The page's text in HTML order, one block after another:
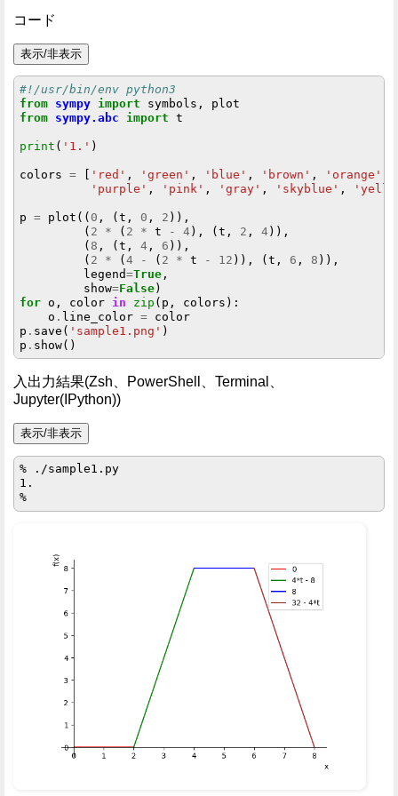
コード
表示/非表示
#!/usr/bin/env python3
from sympy import
from sympy.abc import t
print ( '1.' )
colors = 'red' , 'green' , 'blue' , 'brown' , 'orange'
'purple' , 'pink' , 'gray' , 'skyblue' ,
p = plot(( 0 , (t, 0 , 2 )),
         (
2 * ( 2 * t - 4 ), (t, 2 , 4 )),
         (
8 , (t, 4 , 6 )),
         (
2 * (4 - ( 2 * t - 12 )), (t, 6 , 8 )),
         legend
=True ,
         show
=False
for o, color in zip (p, colors):
    o
. line_color = color
p . save( 'sample1.png' )
p .
入出力結果(Zsh、PowerShell、Terminal、
Jupyter(IPython))
表示/非表示
% ./sample1.py
1.